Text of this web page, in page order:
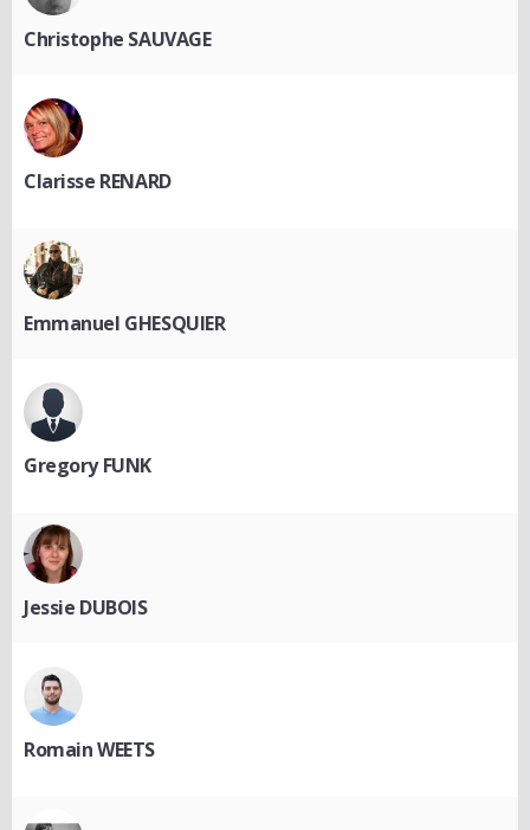
Christophe SAUVAGE
Clarisse RENARD
Emmanuel GHESQUIER
Gregory FUNK
Jessie DUBOIS
Romain WEETS